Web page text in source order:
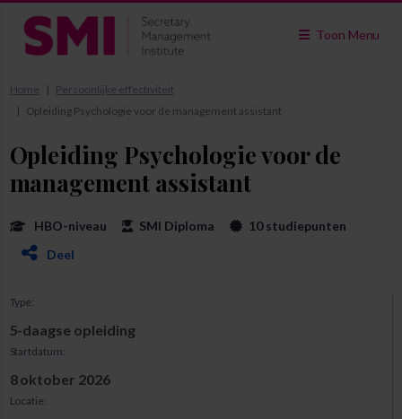
Toon Menu
Home
Persoonlijke effectiviteit
Opleiding Psychologie voor de management assistant
Opleiding Psychologie voor de
management assistant
HBO-niveau SMI Diploma
10 studiepunten
Deel
Type:
5-daagse opleiding
Startdatum:
8 oktober 2026
Locatie: